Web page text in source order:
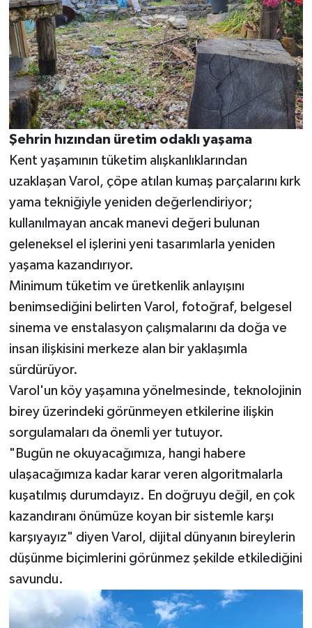
Şehrin hızından üretim odaklı yaşama
Kent yaşamının tüketim alışkanlıklarından
uzaklaşan Varol, çöpe atılan kumaş parçalarını kırk
yama tekniğiyle yeniden değerlendiriyor;
kullanılmayan ancak manevi değeri bulunan
geleneksel el işlerini yeni tasarımlarla yeniden
yaşama kazandırıyor.
Minimum tüketim ve üretkenlik anlayışını
benimsediğini belirten Varol, fotoğraf, belgesel
sinema ve enstalasyon çalışmalarını da doğa ve
insan ilişkisini merkeze alan bir yaklaşımla
sürdürüyor.
Varol'un köy yaşamına yönelmesinde, teknolojinin
birey üzerindeki görünmeyen etkilerine ilişkin
sorgulamaları da önemli yer tutuyor.
"Bugün ne okuyacağımıza, hangi habere
ulaşacağımıza kadar karar veren algoritmalarla
kuşatılmış durumdayız. En doğruyu değil, en çok
kazandıranı önümüze koyan bir sistemle karşı
karşıyayız" diyen Varol, dijital dünyanın bireylerin
düşünme biçimlerini görünmez şekilde etkilediğini
savundu.